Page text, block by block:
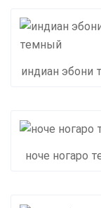
индиан эбони
ноче ногаро